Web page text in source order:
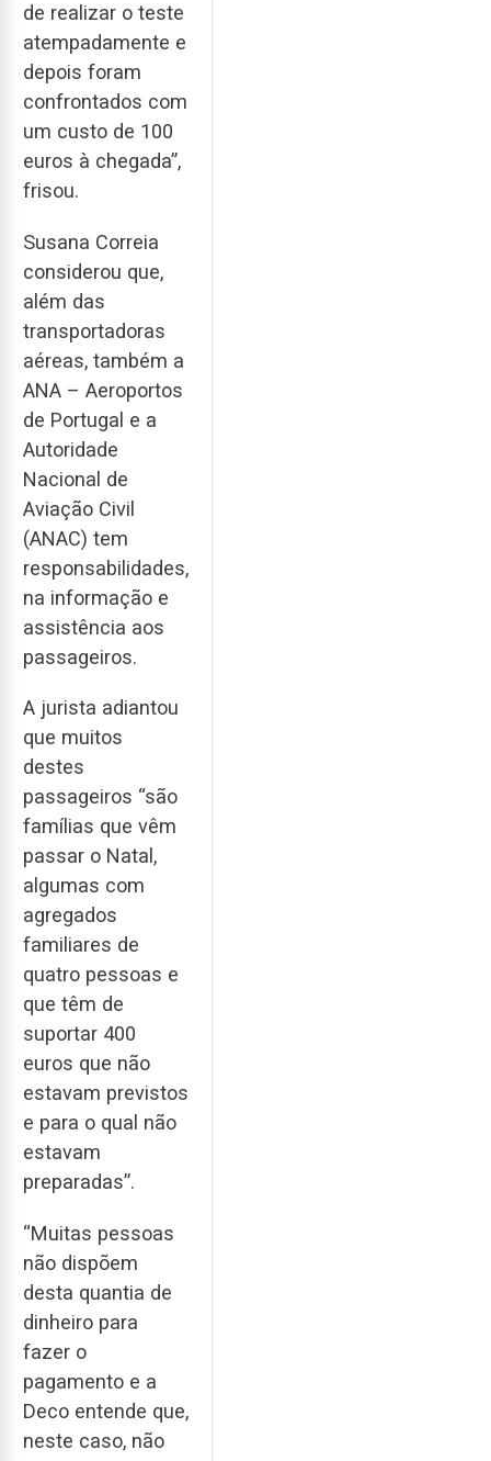
de realizar o teste
atempadamente e
depois foram
confrontados com
um custo de 100
euros à chegada”,
frisou.
Susana Correia
considerou que,
além das
transportadoras
aéreas, também a
ANA – Aeroportos
de Portugal e a
Autoridade
Nacional de
Aviação Civil
(ANAC) tem
responsabilidades,
na informação e
assistência aos
passageiros.
A jurista adiantou
que muitos
destes
passageiros “são
famílias que vêm
passar o Natal,
algumas com
agregados
familiares de
quatro pessoas e
que têm de
suportar 400
euros que não
estavam previstos
e para o qual não
estavam
preparadas”.
“Muitas pessoas
não dispõem
desta quantia de
dinheiro para
fazer o
pagamento e a
Deco entende que,
neste caso, não